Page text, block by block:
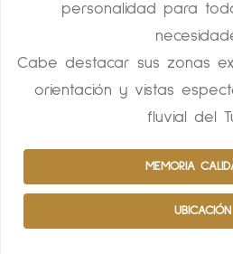
personalidad para
Cabe destacar sus zonas
orientación y vistas
fluvial del
MEMORIA
UBICACIÓN